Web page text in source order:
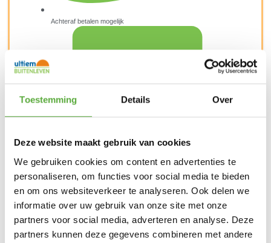
Toestemming Details Over
Deze website maakt gebruik van cookies
We gebruiken cookies om content en advertenties te
personaliseren, om functies voor social media te bieden
en om ons websiteverkeer te analyseren. Ook delen we
informatie over uw gebruik van onze site met onze
partners voor social media, adverteren en analyse. Deze
partners kunnen deze gegevens combineren met andere
Achteraf betalen mogelijk
Snelle verzending & levering aan huis